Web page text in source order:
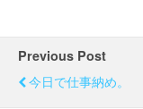
Previous Post
今日で仕事納め。